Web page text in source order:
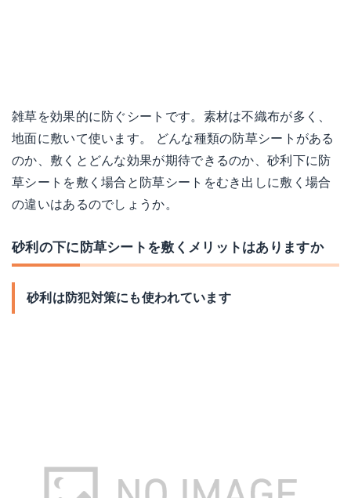
雑草を効果的に防ぐシートです。素材は不織布が多く、
地面に敷いて使います。 どんな種類の防草シートがある
のか、敷くとどんな効果が期待できるのか、砂利下に防
草シートを敷く場合と防草シートをむき出しに敷く場合
の違いはあるのでしょうか。
砂利の下に防草シートを敷くメリットはありますか
砂利は防犯対策にも使われています